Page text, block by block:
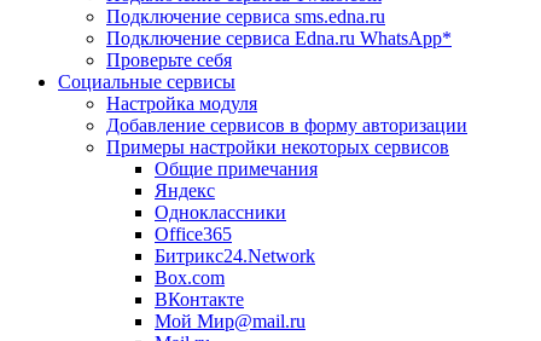
Подключение сервиса sms.edna.ru
Подключение сервиса Edna.ru WhatsApp*
Проверьте себя
Социальные сервисы
Настройка модуля
Добавление сервисов в форму авторизации
Примеры настройки некоторых сервисов
Общие примечания
Яндекс
Одноклассники
Office365
Битрикс24.Network
Box.com
ВКонтакте
Мой Мир@mail.ru